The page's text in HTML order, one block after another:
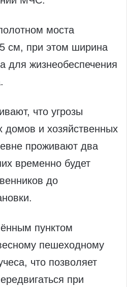
моста
см, при этом ширина
для жизнеобеспечения
что угрозы
домов и хозяйственных
проживают два
временно будет
до
пунктом
пешеходному
что позволяет
при